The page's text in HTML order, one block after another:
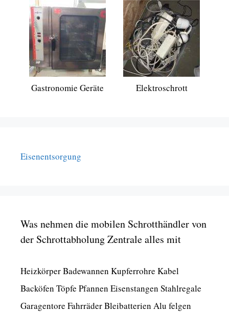
Gastronomie Geräte Elektroschrott
Eisenentsorgung
Was nehmen die mobilen Schrotthändler von
der Schrottabholung Zentrale alles mit
Heizkörper Badewannen Kupferrohre Kabel
Backöfen Töpfe Pfannen Eisenstangen Stahlregale
Garagentore Fahrräder Bleibatterien Alu felgen